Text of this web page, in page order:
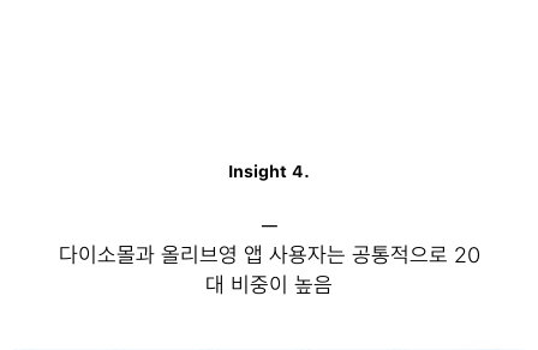
Insight 4.
─
다이소몰과 올리브영 앱 사용자는 공통적으로 20
대 비중이 높음